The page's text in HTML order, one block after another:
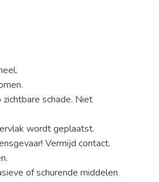
schade. Niet
wordt geplaatst.
Vermijd contact.
of schurende middelen